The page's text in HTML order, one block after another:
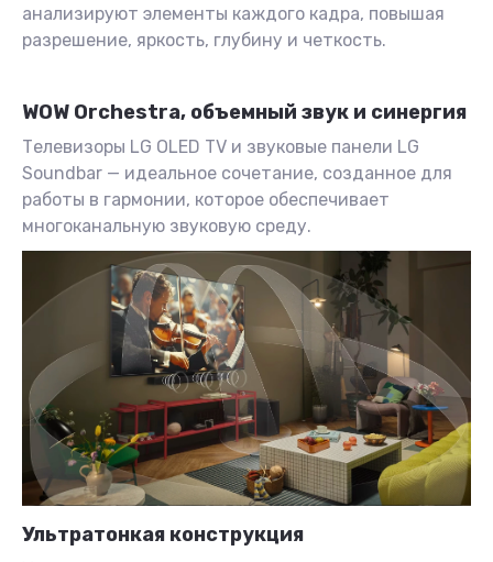
анализируют элементы каждого кадра, повышая
разрешение, яркость, глубину и четкость.
WOW Orchestra, объемный звук и синергия
Телевизоры LG OLED TV и звуковые панели LG
Soundbar — идеальное сочетание, созданное для
работы в гармонии, которое обеспечивает
многоканальную звуковую среду.
Ультратонкая конструкция